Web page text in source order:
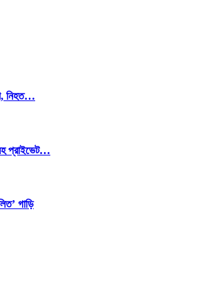
নিহত…
প্রাইভেট…
গাড়ি